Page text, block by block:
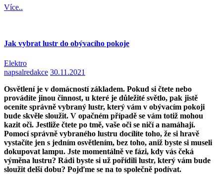
Více..
Jak vybrat lustr do obývacího pokoje
Elektro
napsalredakce 30.11.2021
Osvětlení je v domácností základem. Pokud si čtete nebo
provádíte jinou činnost, u které je důležité světlo, pak jistě
oceníte správně vybraný lustr, který vám v obývacím pokoji
bude skvěle sloužit. V opačném případě se vám totiž mohou
kazit oči. Jestliže čtete po tmě, vaše oči se ničí a namáhají.
Pomocí správně vybraného lustru docílíte toho, že si hravě
vystačíte jen s jedním osvětlením, bez toho, aniž byste si museli
dokupovat lampu. Jste momentálně ve fázi, kdy vás čeká
výměna lustru? Rádi byste si už pořídili lustr, který vám bude
sloužit delší dobu? Pojďme se na to společně podívat.